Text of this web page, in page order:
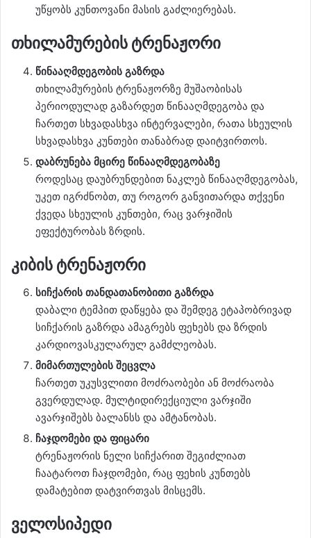
უწყობს კუნთოვანი მასის გაძლიერებას.
თხილამურების ტრენაჟორი
წინააღმდეგობის გაზრდა
თხილამურების ტრენაჟორზე მუშაობისას
პერიოდულად გაზარდეთ წინააღმდეგობა და
ჩართეთ სხვადასხვა ინტერვალები, რათა სხეულის
სხვადასხვა კუნთები თანაბრად დაიტვირთოს.
დაბრუნება მცირე წინააღმდეგობაზე
როდესაც დაუბრუნდებით ნაკლებ წინააღმდეგობას,
უკეთ იგრძნობთ, თუ როგორ განვითარდა თქვენი
ქვედა სხეულის კუნთები, რაც ვარჯიშის
ეფექტურობას ზრდის.
კიბის ტრენაჟორი
სიჩქარის თანდათანობითი გაზრდა
დაბალი ტემპით დაწყება და შემდეგ ეტაპობრივად
სიჩქარის გაზრდა ამაგრებს ფეხებს და ზრდის
კარდიოვასკულარულ გამძლეობას.
მიმართულების შეცვლა
ჩართეთ უკუსვლითი მოძრაობები ან მოძრაობა
გვერდულად. მულტიდირექციული ვარჯიში
ავარჯიშებს ბალანსს და ამტანობას.
ჩაჯდომები და ფიცარი
ტრენაჟორის ნელი სიჩქარით შეგიძლიათ
ჩაატაროთ ჩაჯდომები, რაც ფეხის კუნთებს
დამატებით დატვირთვას მისცემს.
ველოსიპედი